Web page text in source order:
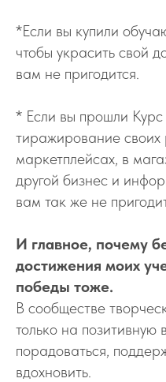
*Если вы купили
чтобы украсить свой
вам не пригодится.
* Если вы прошли
тиражирование своих
маркетплейсах, в
другой бизнес и
вам так же не
И главное, почему
достижения моих
победы тоже.
В сообществе
только на позитивную
порадоваться,
вдохновить.